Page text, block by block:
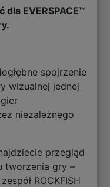
EVERSPACE™
spojrzenie
wizualnej jednej
niezależnego
przegląd
tworzenia gry –
ROCKFISH